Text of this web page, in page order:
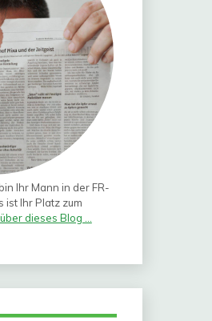
Ihr Mann in der FR-
ist Ihr Platz zum
dieses Blog ...